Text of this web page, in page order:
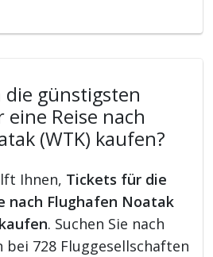
günstigsten
Reise nach
(WTK) kaufen?
Ihnen, Tickets für die
nach Flughafen Noatak
. Suchen Sie nach
bei 728 Fluggesellschaften